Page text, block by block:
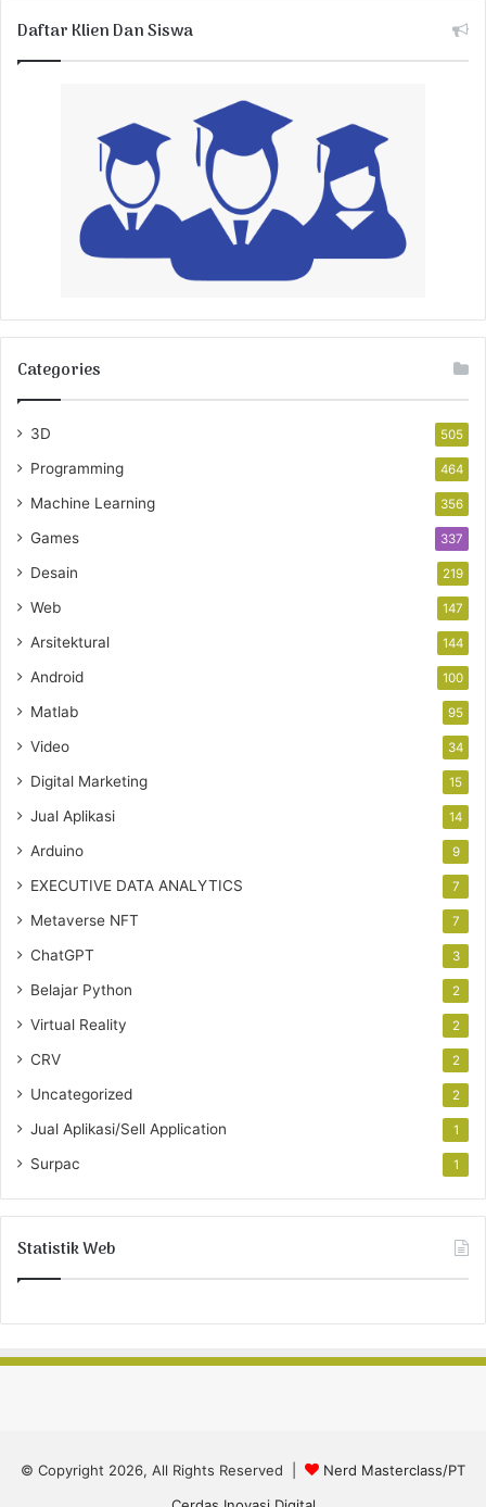
Daftar Klien Dan Siswa
Categories
3D 505
Programming 464
Machine Learning 356
Games 337
Desain 219
Web 147
Arsitektural 144
Android 100
Matlab 95
Video 34
Digital Marketing 15
Jual Aplikasi 14
Arduino 9
EXECUTIVE DATA ANALYTICS 7
Metaverse NFT 7
ChatGPT 3
Belajar Python 2
Virtual Reality 2
CRV 2
Uncategorized 2
Jual Aplikasi/Sell Application 1
Surpac 1
Statistik Web
© Copyright 2026, All Rights Reserved |
Nerd Masterclass/PT